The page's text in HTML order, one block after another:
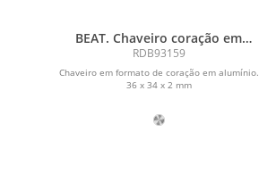
BEAT. Chaveiro coração em
alumínio
RDB93159
Chaveiro em formato de coração em alumínio.
36 x 34 x 2 mm